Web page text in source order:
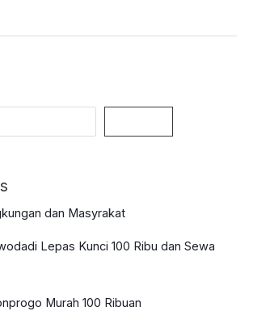
dan Masyrakat
Lepas Kunci 100 Ribu dan Sewa
Murah 100 Ribuan